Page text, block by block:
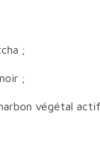
;
;
végétal